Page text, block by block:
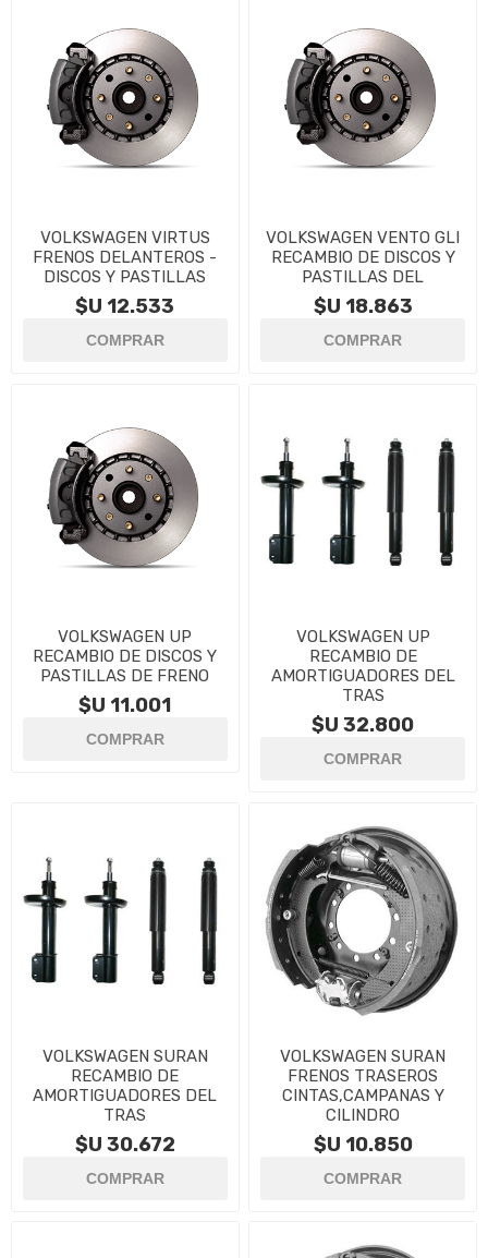
VOLKSWAGEN VIRTUS
FRENOS DELANTEROS -
DISCOS Y PASTILLAS
$U 12.533
VOLKSWAGEN VENTO GLI
RECAMBIO DE DISCOS Y
PASTILLAS DEL
$U 18.863
VOLKSWAGEN UP
RECAMBIO DE DISCOS Y
PASTILLAS DE FRENO
$U 11.001
VOLKSWAGEN UP
RECAMBIO DE
AMORTIGUADORES DEL
TRAS
$U 32.800
VOLKSWAGEN SURAN
RECAMBIO DE
AMORTIGUADORES DEL
TRAS
$U 30.672
VOLKSWAGEN SURAN
FRENOS TRASEROS
CINTAS,CAMPANAS Y
CILINDRO
$U 10.850